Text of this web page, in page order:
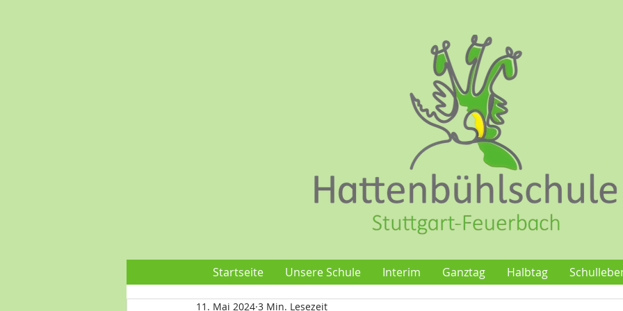
Startseite Unsere Schule Interim Ganztag Halbtag
11. Mai 2024 3 Min. Lesezeit